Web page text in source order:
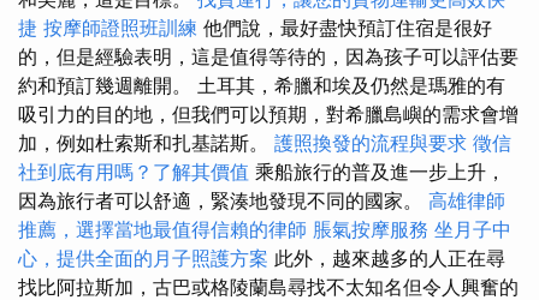
捷 按摩師證照班訓練 他們說，最好盡快預訂住宿是很好
的，但是經驗表明，這是值得等待的，因為孩子可以評估要
約和預訂幾週離開。 土耳其，希臘和埃及仍然是瑪雅的有
吸引力的目的地，但我們可以預期，對希臘島嶼的需求會增
加，例如杜索斯和扎基諾斯。 護照換發的流程與要求 徵信
社到底有用嗎？了解其價值 乘船旅行的普及進一步上升，
因為旅行者可以舒適，緊湊地發現不同的國家。 高雄律師
推薦，選擇當地最值得信賴的律師 脹氣按摩服務 坐月子中
心，提供全面的月子照護方案 此外，越來越多的人正在尋
找比阿拉斯加，古巴或格陵蘭島尋找不太知名但令人興奮的